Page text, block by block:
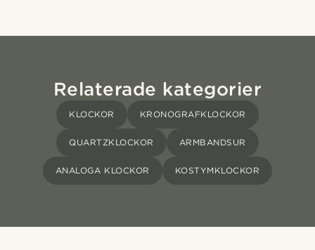
Relaterade kategorier
KLOCKOR KRONOGRAFKLOCKOR
QUARTZKLOCKOR ARMBANDSUR
ANALOGA KLOCKOR KOSTYMKLOCKOR